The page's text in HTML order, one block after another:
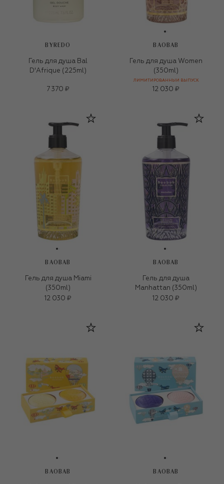
BYREDO
Гель для душа Bal
D'Afrique (225ml)
7 370 ₽
BAOBAB
Гель для душа Women
(350ml)
ЛИМИТИРОВАННЫЙ ВЫПУСК
12 030 ₽
BAOBAB
Гель для душа Miami
(350ml)
12 030 ₽
BAOBAB
Гель для душа
Manhattan (350ml)
12 030 ₽
BAOBAB BAOBAB